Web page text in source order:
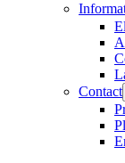
Contact